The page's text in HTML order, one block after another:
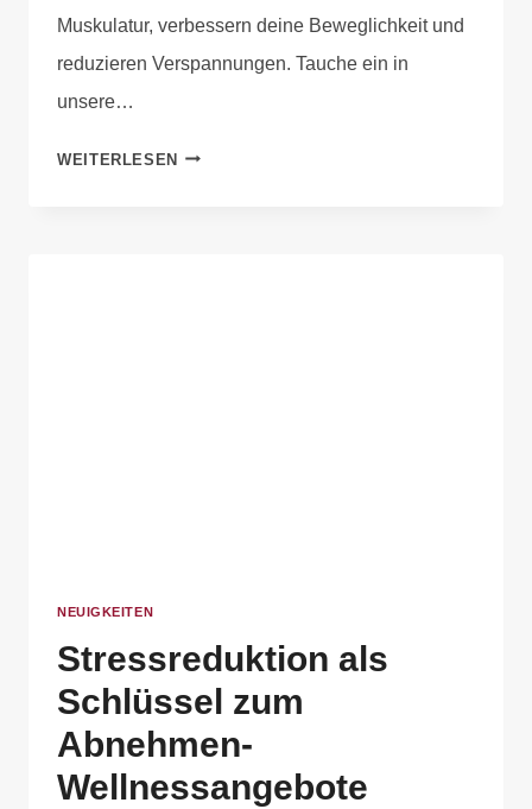
Muskulatur, verbessern deine Beweglichkeit und
reduzieren Verspannungen. Tauche ein in
unsere…
WEITERLESEN
NEUIGKEITEN
Stressreduktion als
Schlüssel zum
Abnehmen-
Wellnessangebote